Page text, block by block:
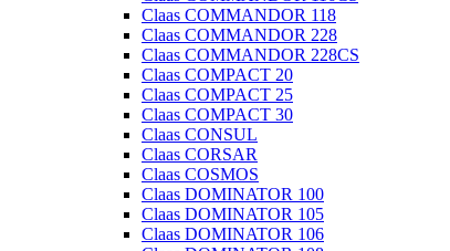
Claas COMMANDOR 118
Claas COMMANDOR 228
Claas COMMANDOR 228CS
Claas COMPACT 20
Claas COMPACT 25
Claas COMPACT 30
Claas CONSUL
Claas CORSAR
Claas COSMOS
Claas DOMINATOR 100
Claas DOMINATOR 105
Claas DOMINATOR 106